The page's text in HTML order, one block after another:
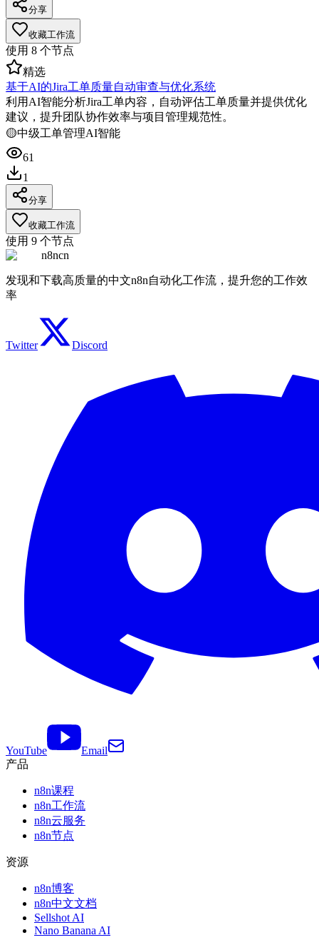
分享
收藏工作流
使用 8 个节点
精选
基于AI的Jira工单质量自动审查与优化系统
利用AI智能分析Jira工单内容，自动评估工单质量并提供优化
建议，提升团队协作效率与项目管理规范性。
🟡中级工单管理AI智能
61
1
分享
收藏工作流
使用 9 个节点
n8ncn
发现和下载高质量的中文n8n自动化工作流，提升您的工作效
率
Twitter Discord
YouTube
Email
产品
n8n课程
n8n工作流
n8n云服务
n8n节点
资源
n8n博客
n8n中文文档
Sellshot AI
Nano Banana AI